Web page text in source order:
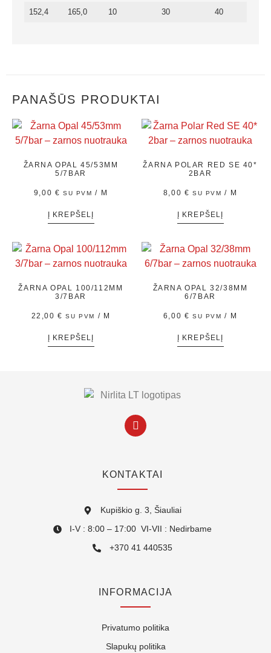
152,4 165,0 10 30 40
PANAŠŪS PRODUKTAI
ŽARNA OPAL 45/53MM
5/7BAR
9,00 € SU PVM / M
Į KREPŠELĮ
ŽARNA POLAR RED SE 40*
2BAR
8,00 € SU PVM / M
Į KREPŠELĮ
ŽARNA OPAL 100/112MM
3/7BAR
22,00€ SU PVM / M
Į KREPŠELĮ
ŽARNA OPAL 32/38MM
6/7BAR
6,00 € SU PVM / M
Į KREPŠELĮ
KONTAKTAI
Kupiškio g. 3, Šiauliai
I-V : 8:00 – 17:00 VI-VII : Nedirbame
+370 41 440535
INFORMACIJA
Privatumo politika
Slapukų politika